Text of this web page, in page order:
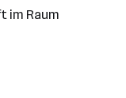
im Raum